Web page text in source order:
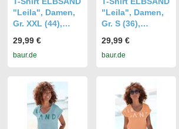
"Leila", Damen,
Gr. XXL (44),
Obermaterial:
50% Baumwolle,
figurumspielend
hüftlang,
Rundhals,
Aufschlag, Shirts
29,99 €
baur.de
"Leila", Damen,
Gr. S (36),
Obermaterial:
50% Baumwolle,
figurumspielend
hüftlang,
Rundhals,
Aufschlag, Shirts
29,99 €
baur.de